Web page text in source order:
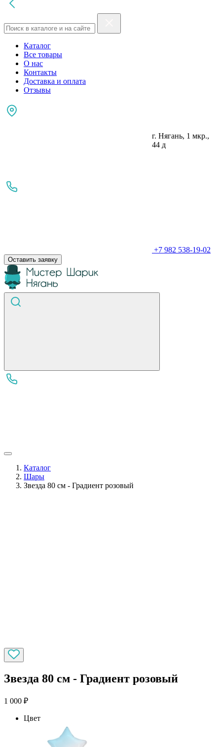
Каталог
Все товары
О нас
Контакты
Доставка и оплата
Отзывы
г. Нягань, 1 мкр.,
44 д
+7 982 538-19-02
Оставить заявку
Каталог
Шары
Звезда 80 см - Градиент розовый
Звезда 80 см - Градиент розовый
1 000 ₽
Цвет